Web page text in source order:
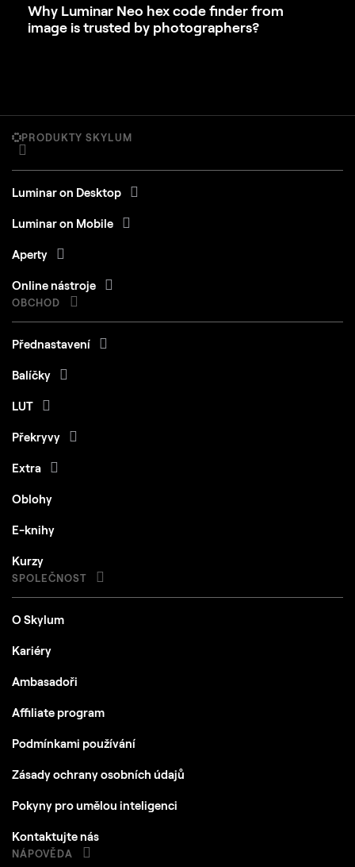
Why Luminar Neo hex code finder from
image is trusted by photographers?
PRODUKTY SKYLUM
Luminar on Desktop
Luminar on Mobile
Aperty
Online nástroje
OBCHOD
Přednastavení
Balíčky
LUT
Překryvy
Extra
Oblohy
E-knihy
Kurzy
SPOLEČNOST
O Skylum
Kariéry
Ambasadoři
Affiliate program
Podmínkami používání
Zásady ochrany osobních údajů
Pokyny pro umělou inteligenci
Kontaktujte nás
NÁPOVĚDA